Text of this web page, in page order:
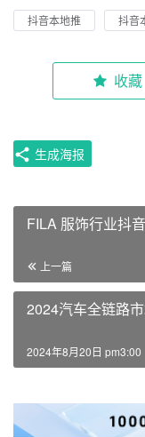
抖音本地推 抖音
收藏
生成海报
FILA 服饰行业
上一篇
2024汽车全链路
2024年8月20日 pm3:00